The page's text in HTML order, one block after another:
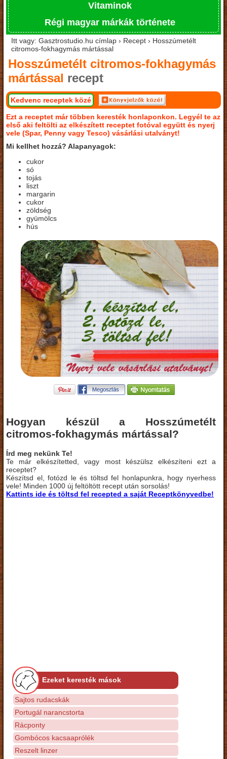
Vitaminok
Régi magyar márkák története
Itt vagy: Gasztrostudio.hu címlap › Recept › Hosszúmetélt
citromos-fokhagymás mártással
Hosszúmetélt citromos-fokhagymás
mártással recept
Kedvenc receptek közé
Ezt a receptet már többen keresték honlaponkon. Legyél te az
első aki feltölti az elkészített receptet fotóval együtt és nyerj
vele (Spar, Penny vagy Tesco) vásárlási utalványt!
Mi kellhet hozzá? Alapanyagok:
cukor
só
tojás
liszt
margarin
cukor
zöldség
gyümölcs
hús
Hogyan készül a Hosszúmetélt
citromos-fokhagymás mártással?
Írd meg nekünk Te!
Te már elkészítetted, vagy most készülsz elkészíteni ezt a
receptet?
Készítsd el, fotózd le és töltsd fel honlapunkra, hogy nyerhess
vele! Minden 1000 új feltöltött recept után sorsolás!
Kattints ide és töltsd fel recepted a saját Receptkönyvedbe!
Ezeket keresték mások
Sajtos rudacskák
Portugál narancstorta
Rácponty
Gombócos kacsaaprólék
Reszelt linzer